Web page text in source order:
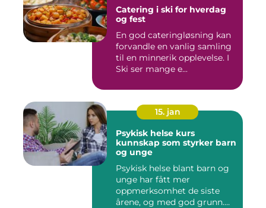
Catering i ski for hverdag
og fest
En god cateringløsning kan
forvandle en vanlig samling
til en minnerik opplevelse. I
Ski ser mange e...
15. jan
Psykisk helse kurs
kunnskap som styrker barn
og unge
Psykisk helse blant barn og
unge har fått mer
oppmerksomhet de siste
årene, og med god grunn.